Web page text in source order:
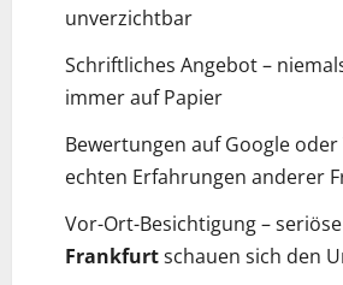
unverzichtbar
Schriftliches Angebot –
immer auf Papier
Bewertungen auf Google
echten Erfahrungen anderer
Vor-Ort-Besichtigung – seriöse
Frankfurtschauen sich den